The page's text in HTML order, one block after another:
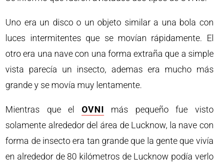
Uno era un disco o un objeto similar a una bola con
luces intermitentes que se movían rápidamente. El
otro era una nave con una forma extraña que a simple
vista parecía un insecto, ademas era mucho más
grande y se movía muy lentamente.
Mientras que el OVNI más pequeño fue visto
solamente alrededor del área de Lucknow, la nave con
forma de insecto era tan grande que la gente que vivía
en alrededor de 80 kilómetros de Lucknow podía verlo